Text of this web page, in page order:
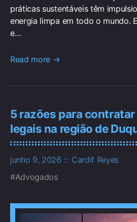
práticas sustentáveis têm
energia limpa em todo o mundo.
e…
Read more →
5 razões para
legais na região de
junho 9, 2026
Cardif Reyes
Advogados